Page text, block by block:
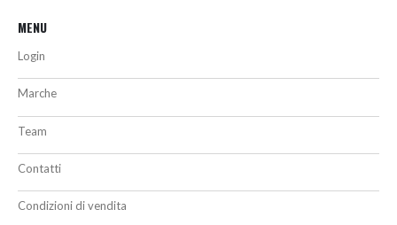
MENU
Login
Marche
Team
Contatti
Condizioni di vendita